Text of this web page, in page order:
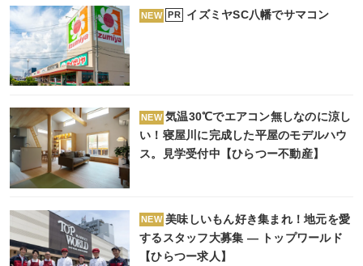
NEW PR イズミヤSC八幡でサマコン
NEW 気温30℃でエアコン無しなのに涼し
い！寝屋川に完成した平屋のモデルハウ
ス。見学受付中【ひらつー不動産】
NEW 美味しいもん好き集まれ！地元を愛
するスタッフ大募集 ― トップワールド
【ひらつー求人】